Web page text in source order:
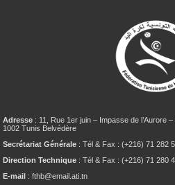
Adresse : 11, Rue 1er juin – Impasse de l’Aurore
1002 Tunis Belvédère
Secrétariat Générale : Tél & Fax : (+216) 71 282
Direction Technique : Tél & Fax : (+216) 71 280
E-mail : fthb@email.ati.tn